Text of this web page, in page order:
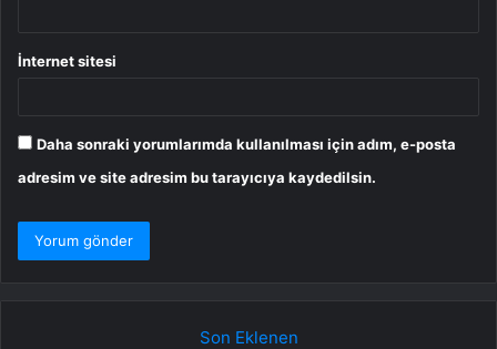
İnternet sitesi
Daha sonraki yorumlarımda kullanılması için adım, e-posta
adresim ve site adresim bu tarayıcıya kaydedilsin.
Son Eklenen